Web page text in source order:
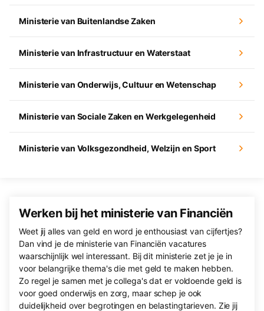
Ministerie van Buitenlandse Zaken
Ministerie van Infrastructuur en Waterstaat
Ministerie van Onderwijs, Cultuur en Wetenschap
Ministerie van Sociale Zaken en Werkgelegenheid
Ministerie van Volksgezondheid, Welzijn en Sport
Werken bij het ministerie van Financiën
Weet jij alles van geld en word je enthousiast van cijfertjes?
Dan vind je de ministerie van Financiën vacatures
waarschijnlijk wel interessant. Bij dit ministerie zet je je in
voor belangrijke thema's die met geld te maken hebben.
Zo regel je samen met je collega's dat er voldoende geld is
voor goed onderwijs en zorg, maar schep je ook
duidelijkheid over begrotingen en belastingtarieven. Zie jij